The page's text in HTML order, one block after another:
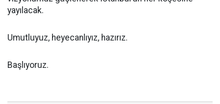
yayılacak.
Umutluyuz, heyecanlıyız, hazırız.
Başlıyoruz.